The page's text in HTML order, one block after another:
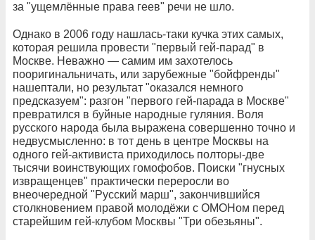
за "ущемлённые права геев" речи не шло.
Однако в 2006 году нашлась-таки кучка этих самых,
которая решила провести "первый гей-парад" в
Москве. Неважно — самим им захотелось
пооригинальничать, или зарубежные "бойфренды"
нашептали, но результат "оказался немного
предсказуем": разгон "первого гей-парада в Москве"
превратился в буйные народные гуляния. Воля
русского народа была выражена совершенно точно и
недвусмысленно: в тот день в центре Москвы на
одного гей-активиста приходилось полторы-две
тысячи воинствующих гомофобов. Поиски "гнусных
извращенцев" практически переросли во
внеочередной "Русский марш", закончившийся
столкновением правой молодёжи с ОМОНом перед
старейшим гей-клубом Москвы "Три обезьяны".